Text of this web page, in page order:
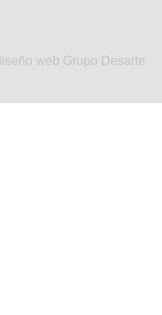
web Grupo Desarte